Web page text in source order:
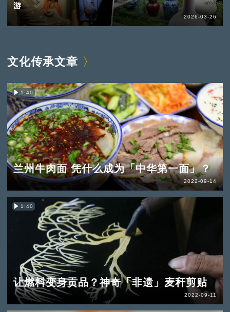
游
2026-03-26
文化传承文章
1:40
兰州牛肉面 凭什么成为「中华第一面」？
2022-09-14
1:40
让燃料变身贡品？神奇「非遗」麦秆剪贴
2022-09-11